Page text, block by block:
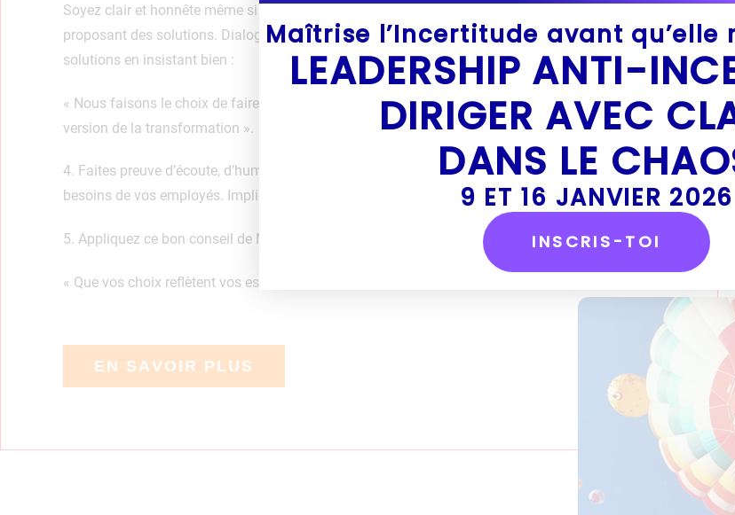
Soyez clair et honnête même si c’est difficile. Montrez que vous y avez réfléchi en
proposant des solutions. Dialoguez et engagez chaque concerné à proposer des
solutions en insistant bien :
« Nous faisons le choix de faire mieux ensemble donc construisons la meilleure
version de la transformation ».
4. Faites preuve d’écoute, d’humilité et de responsabilité, et concentrez-vous sur les
besoins de vos employés. Impliquez vos équipes.
5. Appliquez ce bon conseil de Nelson Mandela :
« Que vos choix reflètent vos espoirs et non vos peurs ».
EN SAVOIR PLUS
Maîtrise l’Incertitude avant qu’elle
LEADERSHIP ANTI-
DIRIGER AVEC
DANS LE
9 ET 16 JANVIER 2026
INSCRIS-TOI